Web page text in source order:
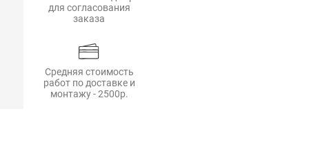
для согласования
заказа
Средняя стоимость
работ по доставке и
монтажу - 2500р.